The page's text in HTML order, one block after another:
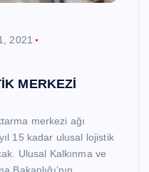
2021
MERKEZİ
merkezi ağı
15 kadar ulusal lojistik
Ulusal Kalkınma ve